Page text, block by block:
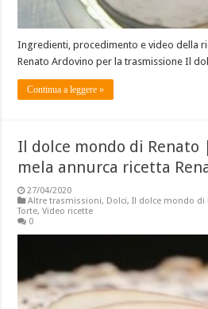
Ingredienti, procedimento e video della
Renato Ardovino per la trasmissione Il
Continua a leggere »
Il dolce mondo di
mela annurca ricetta
27/04/2020
Altre trasmissioni, Dolci,Il dolce mondo di
Torte,Video ricette
0